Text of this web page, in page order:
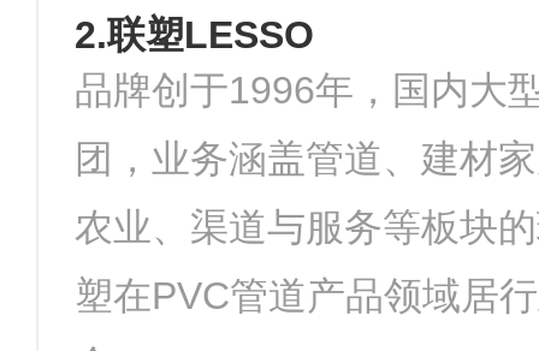
2.联塑LESSO
品牌创于1996年，国内大
团，业务涵盖管道、建材
农业、渠道与服务等板块
塑在PVC管道产品领域居